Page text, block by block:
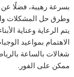
بسرعة رهيبة، فضلًا
وطرق حل المشكلات
يتم الرعاية وعناية
الاهتمام بمواعيد
شغالات بالساعة
ممكن على الفور.